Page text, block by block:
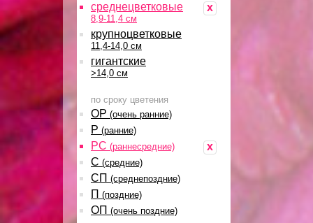
x
среднецветковые
8,9-11,4 см
крупноцветковые
11,4-14,0 см
гигантские
>14,0 см
по сроку цветения
ОР (очень ранние)
Р (ранние)
x
РС (раннесредние)
С (средние)
СП (среднепоздние)
П (поздние)
ОП (очень поздние)